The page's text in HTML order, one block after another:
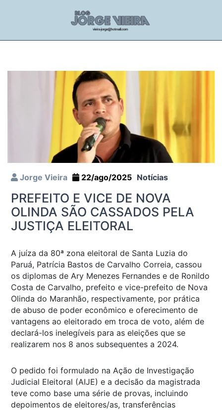
Jorge Vieira 22/ago/2025 Notícias
PREFEITO E VICE DE NOVA
OLINDA SÃO CASSADOS PELA
JUSTIÇA ELEITORAL
A juíza da 80ª zona eleitoral de Santa Luzia do
Paruá, Patrícia Bastos de Carvalho Correia, cassou
os diplomas de Ary Menezes Fernandes e de Ronildo
Costa de Carvalho, prefeito e vice-prefeito de Nova
Olinda do Maranhão, respectivamente, por prática
de abuso de poder econômico e oferecimento de
vantagens ao eleitorado em troca de voto, além de
declará-los inelegíveis para as eleições que se
realizarem nos 8 anos subsequentes a 2024.
O pedido foi formulado na Ação de Investigação
Judicial Eleitoral (AIJE) e a decisão da magistrada
teve como base uma série de provas, incluindo
depoimentos de eleitores/as, transferências